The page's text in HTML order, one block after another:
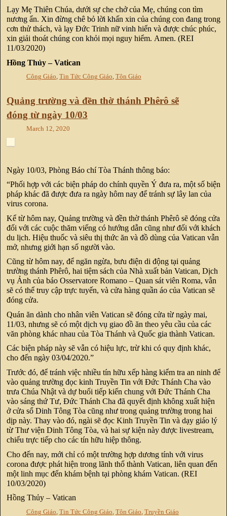
Lạy Mẹ Thiên Chúa, dưới sự che chở của Mẹ, chúng con tìm
nương ẩn. Xin đừng chê bỏ lời khấn xin của chúng con đang trong
cơn thử thách, và lạy Đức Trinh nữ vinh hiển và được chúc phúc,
xin giải thoát chúng con khỏi mọi nguy hiểm. Amen. (REI
11/03/2020)
Hồng Thủy – Vatican
Công Giáo, Tin Tức Công Giáo, Tôn Giáo
Quảng trường và đền thờ thánh Phêrô sẽ
đóng từ ngày 10/03
March 12, 2020
Ngày 10/03, Phòng Báo chí Tòa Thánh thông báo:
“Phối hợp với các biện pháp do chính quyền Ý đưa ra, một số biện
pháp khác đã được đưa ra ngày hôm nay để tránh sự lây lan của
virus corona.
Kể từ hôm nay, Quảng trường và đền thờ thánh Phêrô sẽ đóng cửa
đối với các cuộc thăm viếng có hướng dẫn cũng như đối với khách
du lịch. Hiệu thuốc và siêu thị thức ăn và đồ dùng của Vatican vẫn
mở, nhưng giới hạn số người vào.
Cũng từ hôm nay, để ngăn ngừa, bưu điện di động tại quảng
trường thánh Phêrô, hai tiệm sách của Nhà xuất bản Vatican, Dịch
vụ Ảnh của báo Osservatore Romano – Quan sát viên Roma, vẫn
sẽ có thể truy cập trực tuyến, và cửa hàng quần áo của Vatican sẽ
đóng cửa.
Quán ăn dành cho nhân viên Vatican sẽ đóng cửa từ ngày mai,
11/03, nhưng sẽ có một dịch vụ giao đồ ăn theo yêu cầu của các
văn phòng khác nhau của Tòa Thánh và Quốc gia thành Vatican.
Các biện pháp này sẽ vẫn có hiệu lực, trừ khi có quy định khác,
cho đến ngày 03/04/2020.”
Trước đó, để tránh việc nhiều tín hữu xếp hàng kiểm tra an ninh để
vào quảng trường đọc kinh Truyền Tin với Đức Thánh Cha vào
trưa Chúa Nhật và dự buổi tiếp kiến chung với Đức Thánh Cha
vào sáng thứ Tư, Đức Thánh Cha đã quyết định không xuất hiện
ở cửa sổ Dinh Tông Tòa cũng như trong quảng trường trong hai
dịp này. Thay vào đó, ngài sẽ đọc Kinh Truyền Tin và dạy giáo lý
từ Thư viện Dinh Tông Tòa, và hai sự kiện này được livestream,
chiếu trực tiếp cho các tín hữu hiệp thông.
Cho đến nay, mới chỉ có một trường hợp dương tính với virus
corona được phát hiện trong lãnh thổ thành Vatican, liên quan đến
một linh mục đến khám bệnh tại phòng khám Vatican. (REI
10/03/2020)
Hồng Thủy – Vatican
Công Giáo Tin Tức Công Giáo Tôn Giáo Truyền Giáo